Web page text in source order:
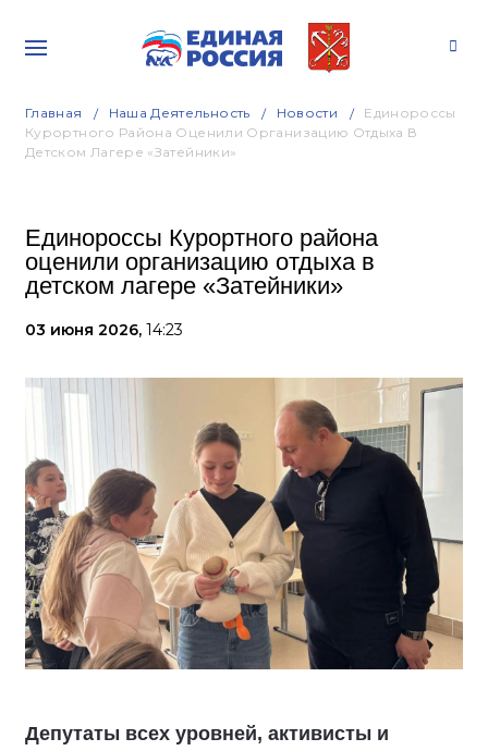
Главная Наша Деятельность Новости
Единороссы
Курортного Района Оценили Организацию Отдыха В
Детском Лагере «Затейники»
Единороссы Курортного района
оценили организацию отдыха в
детском лагере «Затейники»
03 июня 2026, 14:23
Депутаты всех уровней, активисты и